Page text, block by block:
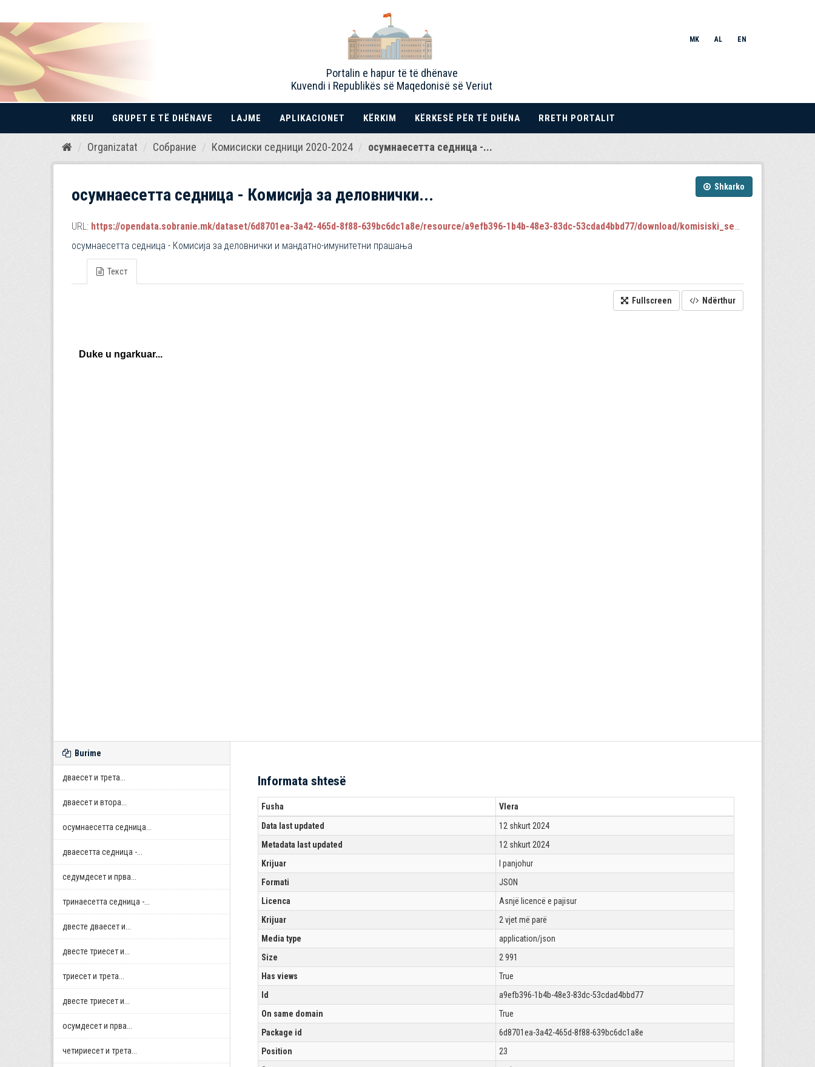
Kalo
Portalin e hapur të të dhënave
Kuvendi i Republikës së Maqedonisë së Veriut
MK AL EN
KREU GRUPET E TË DHËNAVE LAJME APLIKACIONET KËRKIM KËRKESË PËR TË DHËNA RRETH PORTALIT
Organizatat Собрание Комисиски седници 2020-2024 осумнaесетта седница -...
Shkarko
осумнaесетта седница - Комисија за деловнички...
URL: https://opendata.sobranie.mk/dataset/6d8701ea-3a42-465d-8f88-639bc6dc1a8e/resource/a9efb396-1b4b-48e3-83dc-53cdad4bbd77/download/komisiski_sednici.json
осумнaесетта седница - Комисија за деловнички и мандатно-имунитетни прашања
Текст
Fullscreen Ndërthur
Burime
дваесет и трета...
дваесет и втора...
осумнaесетта седница...
дваесетта седница -...
седумдесет и прва...
тринаесетта седница -...
двестe дваесет и...
двестe триесет и...
триесет и трета...
двестe триесет и...
осумдесет и прва...
четириесет и трета...
Informata shtesë
Fusha
Vlera
Data last updated
12 shkurt 2024
Metadata last updated
12 shkurt 2024
Krijuar
I panjohur
Formati
JSON
Licenca
Asnjë licencë e pajisur
Krijuar
2 vjet më parë
Media type
application/json
Size
2 991
Has views
True
Id
a9efb396-1b4b-48e3-83dc-53cdad4bbd77
On same domain
True
Package id
6d8701ea-3a42-465d-8f88-639bc6dc1a8e
Position
23